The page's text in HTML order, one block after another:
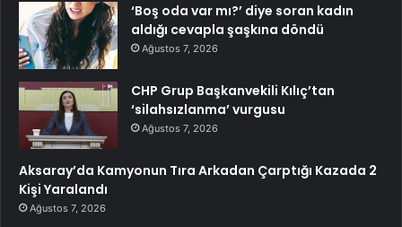
‘Boş oda var mı?’ diye soran kadın
aldığı cevapla şaşkına döndü
Ağustos 7, 2026
CHP Grup Başkanvekili Kılıç’tan
‘silahsızlanma’ vurgusu
Ağustos 7, 2026
Aksaray’da Kamyonun Tıra Arkadan Çarptığı Kazada 2
Kişi Yaralandı
Ağustos 7, 2026